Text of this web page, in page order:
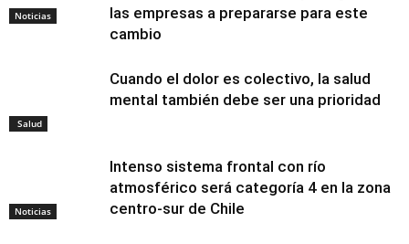
Noticias
las empresas a prepararse para este
cambio
Salud
Cuando el dolor es colectivo, la salud
mental también debe ser una prioridad
Noticias
Intenso sistema frontal con río
atmosférico será categoría 4 en la zona
centro-sur de Chile